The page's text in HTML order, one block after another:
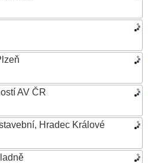
AV ČR
Hradec Králové